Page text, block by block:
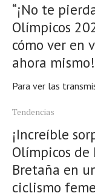
“¡No te
Olímpicos
cómo ver en
ahora
Para ver las
Tendencias
¡Increíble
Olímpicos de
Bretaña en
ciclismo